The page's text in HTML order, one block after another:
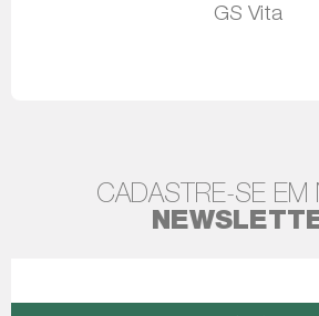
GS Vita
CADASTRE-SE EM